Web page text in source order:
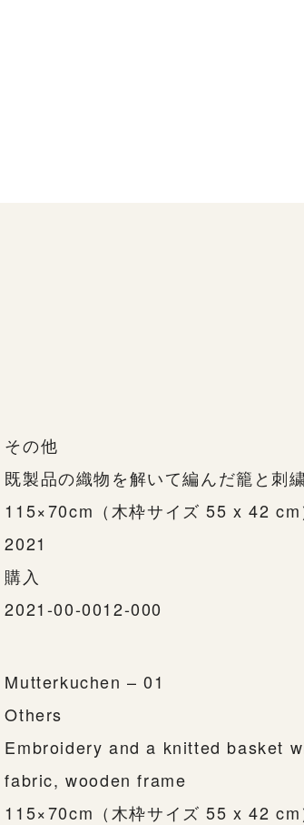
その他
既製品の織物を解いて編んだ籠と刺
115×70cm（木枠サイズ 55 x 42 cm
2021
購入
2021-00-0012-000
Mutterkuchen – 01
Others
Embroidery and a knitted basket
fabric, wooden frame
115×70cm（木枠サイズ 55 x 42 cm